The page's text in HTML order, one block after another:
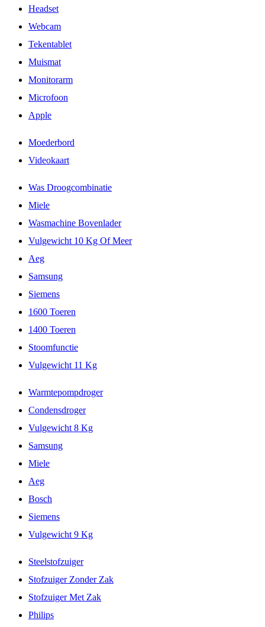
Headset
Webcam
Tekentablet
Muismat
Monitorarm
Microfoon
Apple
Moederbord
Videokaart
Was Droogcombinatie
Miele
Wasmachine Bovenlader
Vulgewicht 10 Kg Of Meer
Aeg
Samsung
Siemens
1600 Toeren
1400 Toeren
Stoomfunctie
Vulgewicht 11 Kg
Warmtepompdroger
Condensdroger
Vulgewicht 8 Kg
Samsung
Miele
Aeg
Bosch
Siemens
Vulgewicht 9 Kg
Steelstofzuiger
Stofzuiger Zonder Zak
Stofzuiger Met Zak
Philips